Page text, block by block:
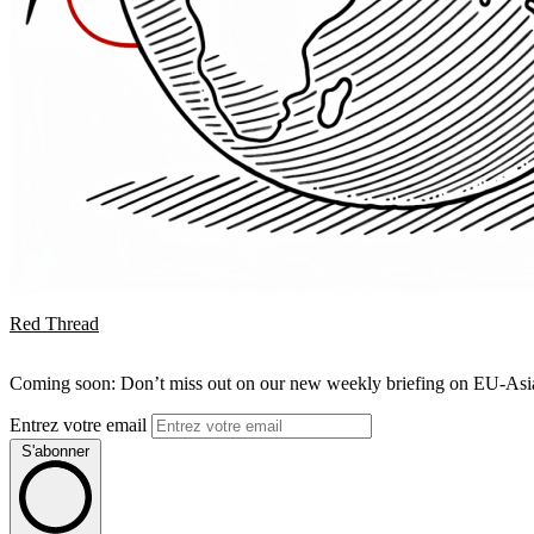
Red Thread
Coming soon: Don’t miss out on our new weekly briefing on EU-
Entrez votre email
S'abonner